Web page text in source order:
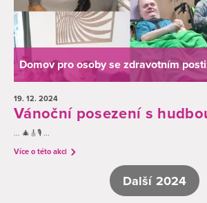
Domov pro osoby se zdravotním
19. 12. 2024
Vánoční posezení s
... 🎄🎸🎙️ ...
Více o této akci
Další 2024